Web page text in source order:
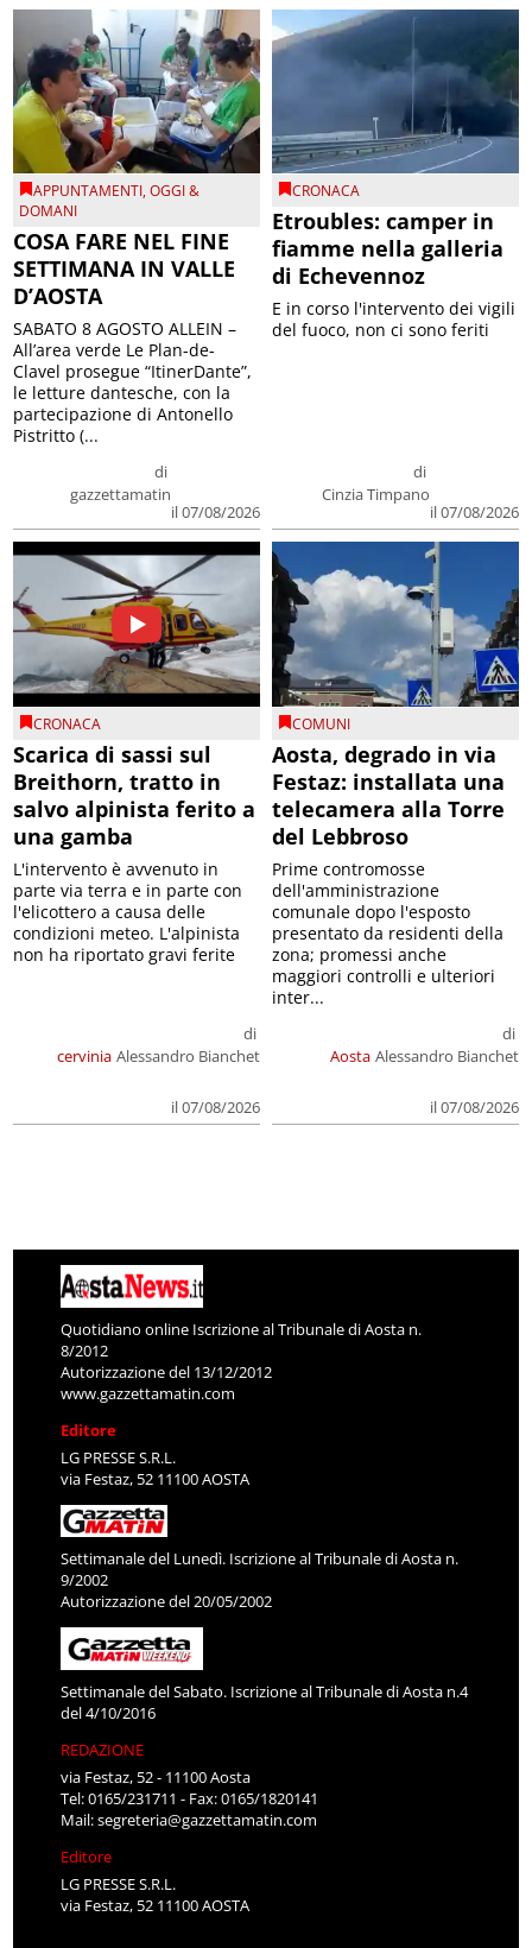
APPUNTAMENTI,OGGI &
DOMANI
COSA FARE NEL FINE
SETTIMANA IN VALLE
D’AOSTA
di
gazzettamatin
il 07/08/2026
SABATO 8 AGOSTO ALLEIN –
All’area verde Le Plan-de-
Clavel prosegue “ItinerDante”,
le letture dantesche, con la
partecipazione di Antonello
Pistritto (...
CRONACA
Etroubles: camper in
fiamme nella galleria
di Echevennoz
di
Cinzia Timpano
il 07/08/2026
E in corso l'intervento dei vigili
del fuoco, non ci sono feriti
CRONACA
Scarica di sassi sul
Breithorn, tratto in
salvo alpinista ferito a
una gamba
cervinia
di
Alessandro Bianchet
il 07/08/2026
L'intervento è avvenuto in
parte via terra e in parte con
l'elicottero a causa delle
condizioni meteo. L'alpinista
non ha riportato gravi ferite
COMUNI
Aosta, degrado in via
Festaz: installata una
telecamera alla Torre
del Lebbroso
Aosta
di
Alessandro Bianchet
il 07/08/2026
Prime contromosse
dell'amministrazione
comunale dopo l'esposto
presentato da residenti della
zona; promessi anche
maggiori controlli e ulteriori
inter...
Quotidiano online Iscrizione al Tribunale di Aosta n.
8/2012
Autorizzazione del 13/12/2012
www.gazzettamatin.com
Editore
LG PRESSE S.R.L.
via Festaz, 52 11100 AOSTA
Settimanale del Lunedì. Iscrizione al Tribunale di Aosta n.
9/2002
Autorizzazione del 20/05/2002
Settimanale del Sabato. Iscrizione al Tribunale di Aosta n.4
del 4/10/2016
REDAZIONE
via Festaz, 52 - 11100 Aosta
Tel: 0165/231711 - Fax: 0165/1820141
Mail:segreteria@gazzettamatin.com
Editore
LG PRESSE S.R.L.
via Festaz, 52 11100 AOSTA